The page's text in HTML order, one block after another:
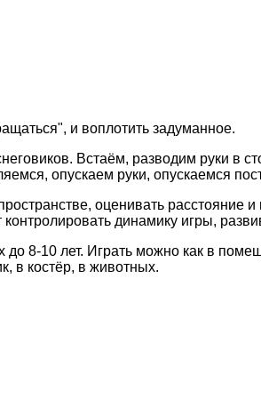
и воплотить задуманное.
Встаём, разводим руки в
опускаем руки, опускаемся
оценивать расстояние
динамику игры,
до 8-10 лет. Играть можно как в
в костёр, в животных.